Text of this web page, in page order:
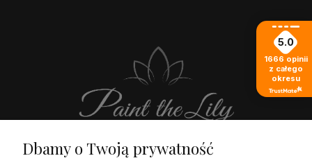
5.0
1666 opinii
z całego
okresu
Dbamy o Twoją prywatność